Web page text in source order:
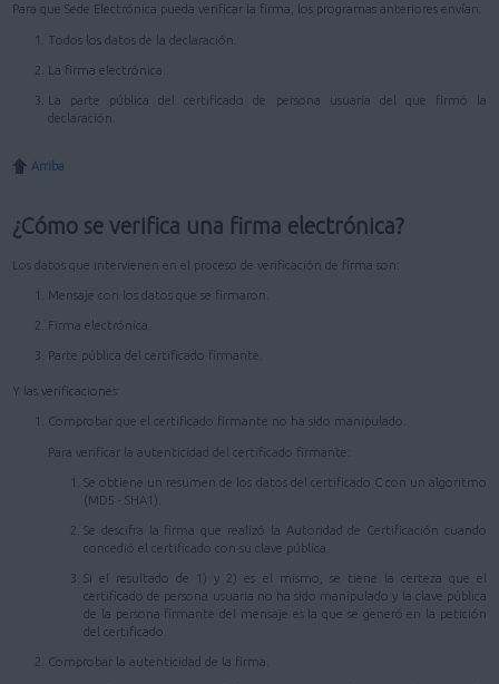
Para que Sede Electrónica pueda verificar la firma, los programas anteriores envían:
Todos los datos de la declaración.
La firma electrónica.
La parte pública del certificado de persona usuaria del que firmó la
declaración.
Arriba
¿Cómo se verifica una firma electrónica?
Los datos que intervienen en el proceso de verificación de firma son:
Mensaje con los datos que se firmaron.
Firma electrónica.
Parte pública del certificado firmante.
Y las verificaciones:
Comprobar que el certificado firmante no ha sido manipulado.
Para verificar la autenticidad del certificado firmante:
Se obtiene un resumen de los datos del certificado C con un algoritmo
(MD5 - SHA1).
Se descifra la firma que realizó la Autoridad de Certificación cuando
concedió el certificado con su clave pública.
Si el resultado de 1) y 2) es el mismo, se tiene la certeza que el
certificado de persona usuaria no ha sido manipulado y la clave pública
de la persona firmante del mensaje es la que se generó en la petición
del certificado.
Comprobar la autenticidad de la firma.